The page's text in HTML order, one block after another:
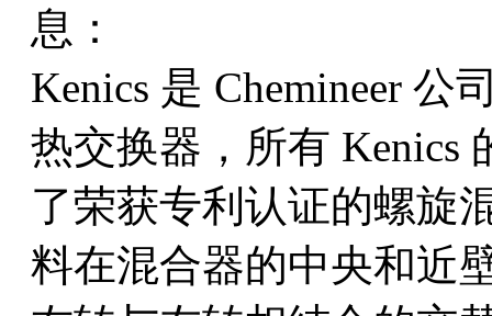
息：
Kenics 是 Chemineer
热交换器，所有 Kenics
了荣获专利认证的螺旋
料在混合器的中央和近